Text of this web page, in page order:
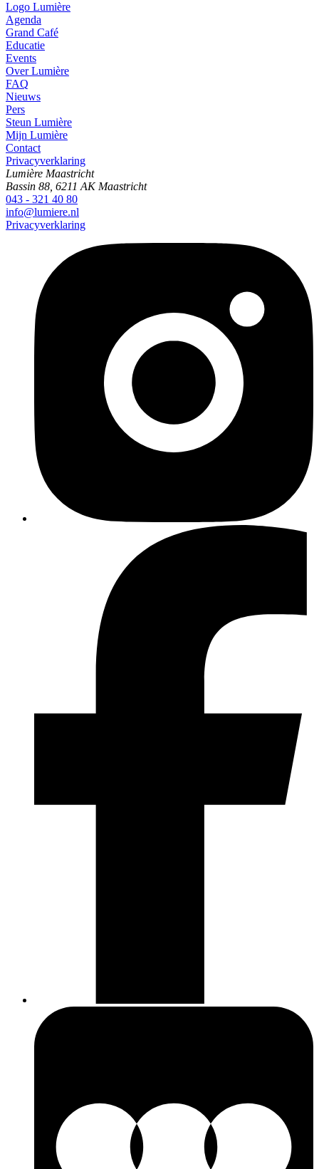
Logo Lumière
Agenda
Grand Café
Educatie
Events
Over Lumière
FAQ
Nieuws
Pers
Steun Lumière
Mijn Lumière
Contact
Privacyverklaring
Lumière Maastricht
Bassin 88, 6211 AK Maastricht
043 - 321 40 80
info@lumiere.nl
Privacyverklaring